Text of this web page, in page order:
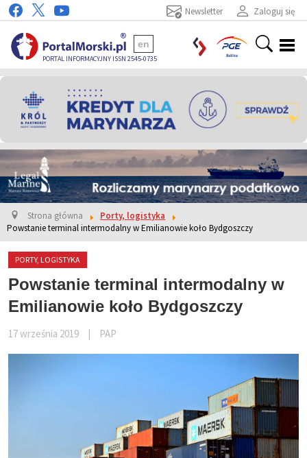
Zaloguj się
Newsletter
PORTAL INFORMACYJNY ISSN 2545-0735
en
Strona główna
Porty, logistyka
Powstanie terminal intermodalny w Emilianowie koło Bydgoszczy
PORTY, LOGISTYKA
Powstanie terminal intermodalny w
Emilianowie koło Bydgoszczy
17 września 2019 PAP